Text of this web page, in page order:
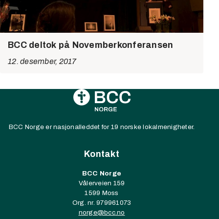
BCC deltok på Novemberkonferansen
12. desember, 2017
BCC Norge er nasjonalleddet for 19 norske lokalmenigheter.
Kontakt
BCC Norge
Vålerveien 159
1599 Moss
Org. nr. 979961073
norge@bcc.no